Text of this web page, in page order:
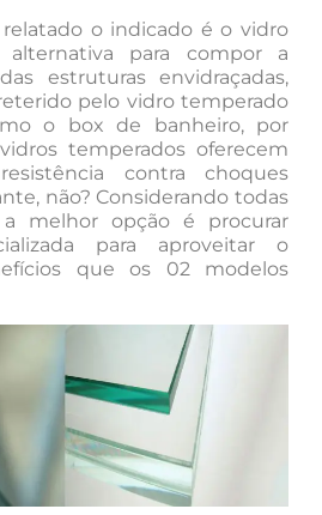
relatado o indicado é o vidro
para compor a
estruturas envidraçadas,
pelo vidro temperado
o box de banheiro, por
temperados oferecem
contra choques
não? Considerando todas
a melhor opção é procurar
para aproveitar o
que os 02 modelos